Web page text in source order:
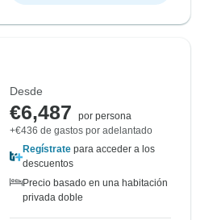
Desde
€6,487
por persona
+€436 de gastos por adelantado
Regístrate para acceder a los
descuentos
Precio basado en una habitación
privada doble